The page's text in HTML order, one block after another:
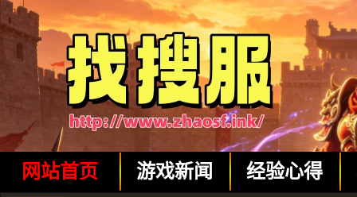
网站首页 游戏新闻 经验心得